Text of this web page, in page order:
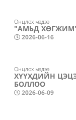
Онцлох мэдээ
"АМЬД
2026-06-16
Онцлох мэдээ
ХҮҮХДИЙН
БОЛЛОО
2026-06-09